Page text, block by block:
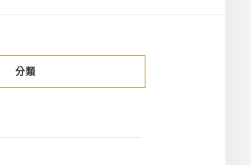
分類